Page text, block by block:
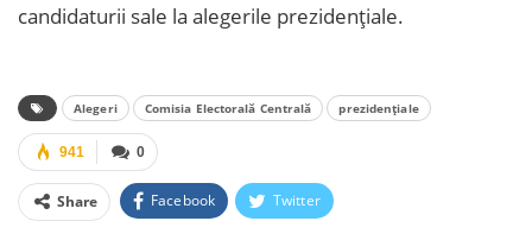
candidaturii sale la alegerile prezidențiale.
Alegeri Comisia Electorală Centrală prezidențiale
0
941
Share Facebook Twitter